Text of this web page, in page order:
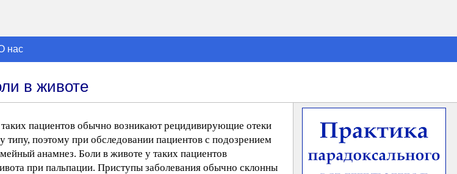
нас
в животе
пациентов обычно возникают рецидивирующие отеки
типу, поэтому при обследовании пациентов с подозрением
анамнез. Боли в животе у таких пациентов
при пальпации. Приступы заболевания обычно склонны